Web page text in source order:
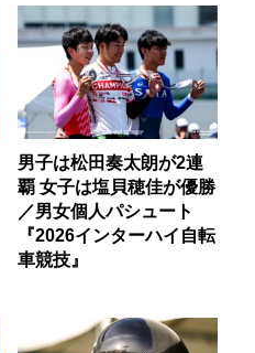
男子は松田奏太朗が2連
覇 女子は塩貝穂佳が優勝
／男女個人パシュート
『2026インターハイ自転
車競技』